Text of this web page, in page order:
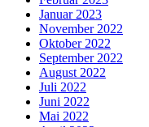
Januar 2023
November 2022
Oktober 2022
September 2022
August 2022
Juli 2022
Juni 2022
Mai 2022